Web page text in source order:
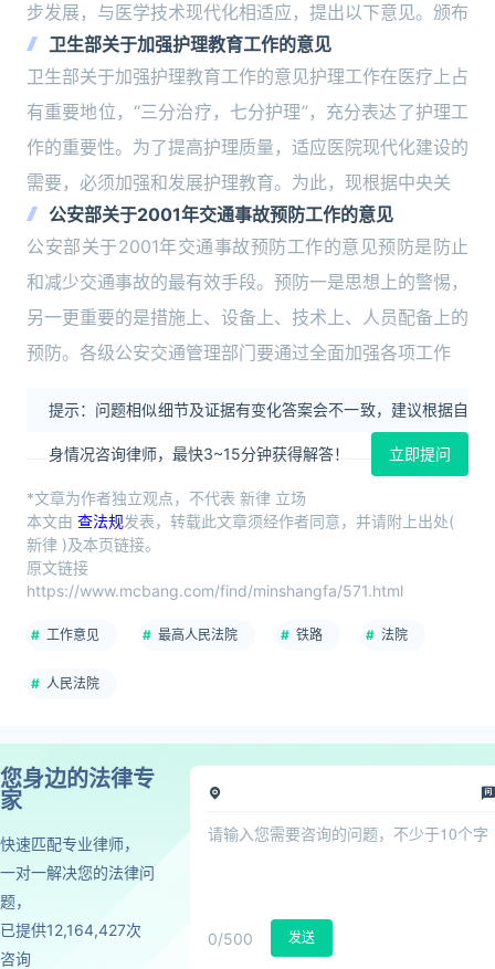
步发展，与医学技术现代化相适应，提出以下意见。颁布
卫生部关于加强护理教育工作的意见
卫生部关于加强护理教育工作的意见护理工作在医疗上占
有重要地位，“三分治疗，七分护理”，充分表达了护理工
作的重要性。为了提高护理质量，适应医院现代化建设的
需要，必须加强和发展护理教育。为此，现根据中央关
公安部关于2001年交通事故预防工作的意见
公安部关于2001年交通事故预防工作的意见预防是防止
和减少交通事故的最有效手段。预防一是思想上的警惕，
另一更重要的是措施上、设备上、技术上、人员配备上的
预防。各级公安交通管理部门要通过全面加强各项工作
提示：问题相似细节及证据有变化答案会不一致，建议根据自
身情况咨询律师，最快3~15分钟获得解答！ 立即提问
*文章为作者独立观点，不代表 新律 立场
本文由 查法规发表，转载此文章须经作者同意，并请附上出处(
新律 )及本页链接。
原文链接
https://www.mcbang.com/find/minshangfa/571.html
工作意见 最高人民法院 铁路 法院
人民法院
您身边的法律专
家
快速匹配专业律师，
一对一解决您的法律问
题，
已提供12,164,427次
咨询
0/500 发送